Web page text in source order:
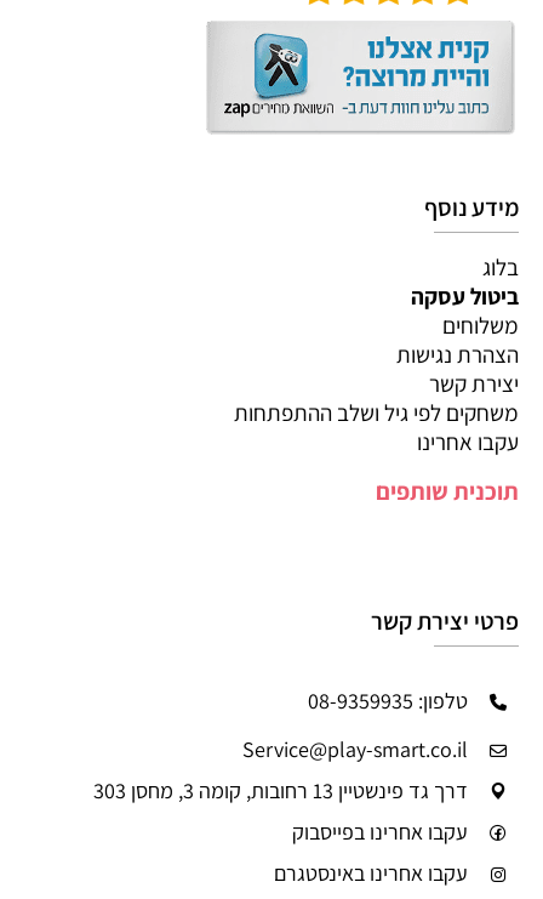
מידע נוסף
בלוג
ביטול עסקה
משלוחים
הצהרת נגישות
יצירת קשר
משחקים לפי גיל ושלב ההתפתחות
עקבו אחרינו
תוכנית שותפים
פרטי יצירת קשר
טלפון: 08-9359935
Service@play-smart.co.il
דרך גד פינשטיין 13 רחובות, קומה 3, מחסן 303
עקבו אחרינו בפייסבוק
עקבו אחרינו באינסטגרם